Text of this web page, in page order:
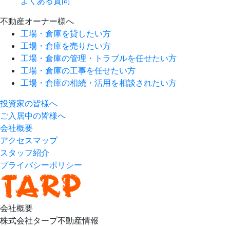
不動産オーナー様へ
工場・倉庫を貸したい方
工場・倉庫を売りたい方
工場・倉庫の管理・トラブルを任せたい方
工場・倉庫の工事を任せたい方
工場・倉庫の相続・活用を相談されたい方
投資家の皆様へ
ご入居中の皆様へ
会社概要
アクセスマップ
スタッフ紹介
プライバシーポリシー
会社概要
株式会社タープ不動産情報